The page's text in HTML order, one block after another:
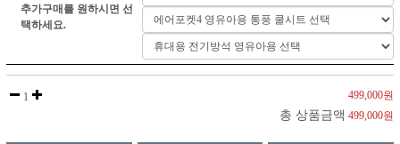
추가구매를 원하시면 선
택하세요.
1 499,000원
총 상품금액 499,000원